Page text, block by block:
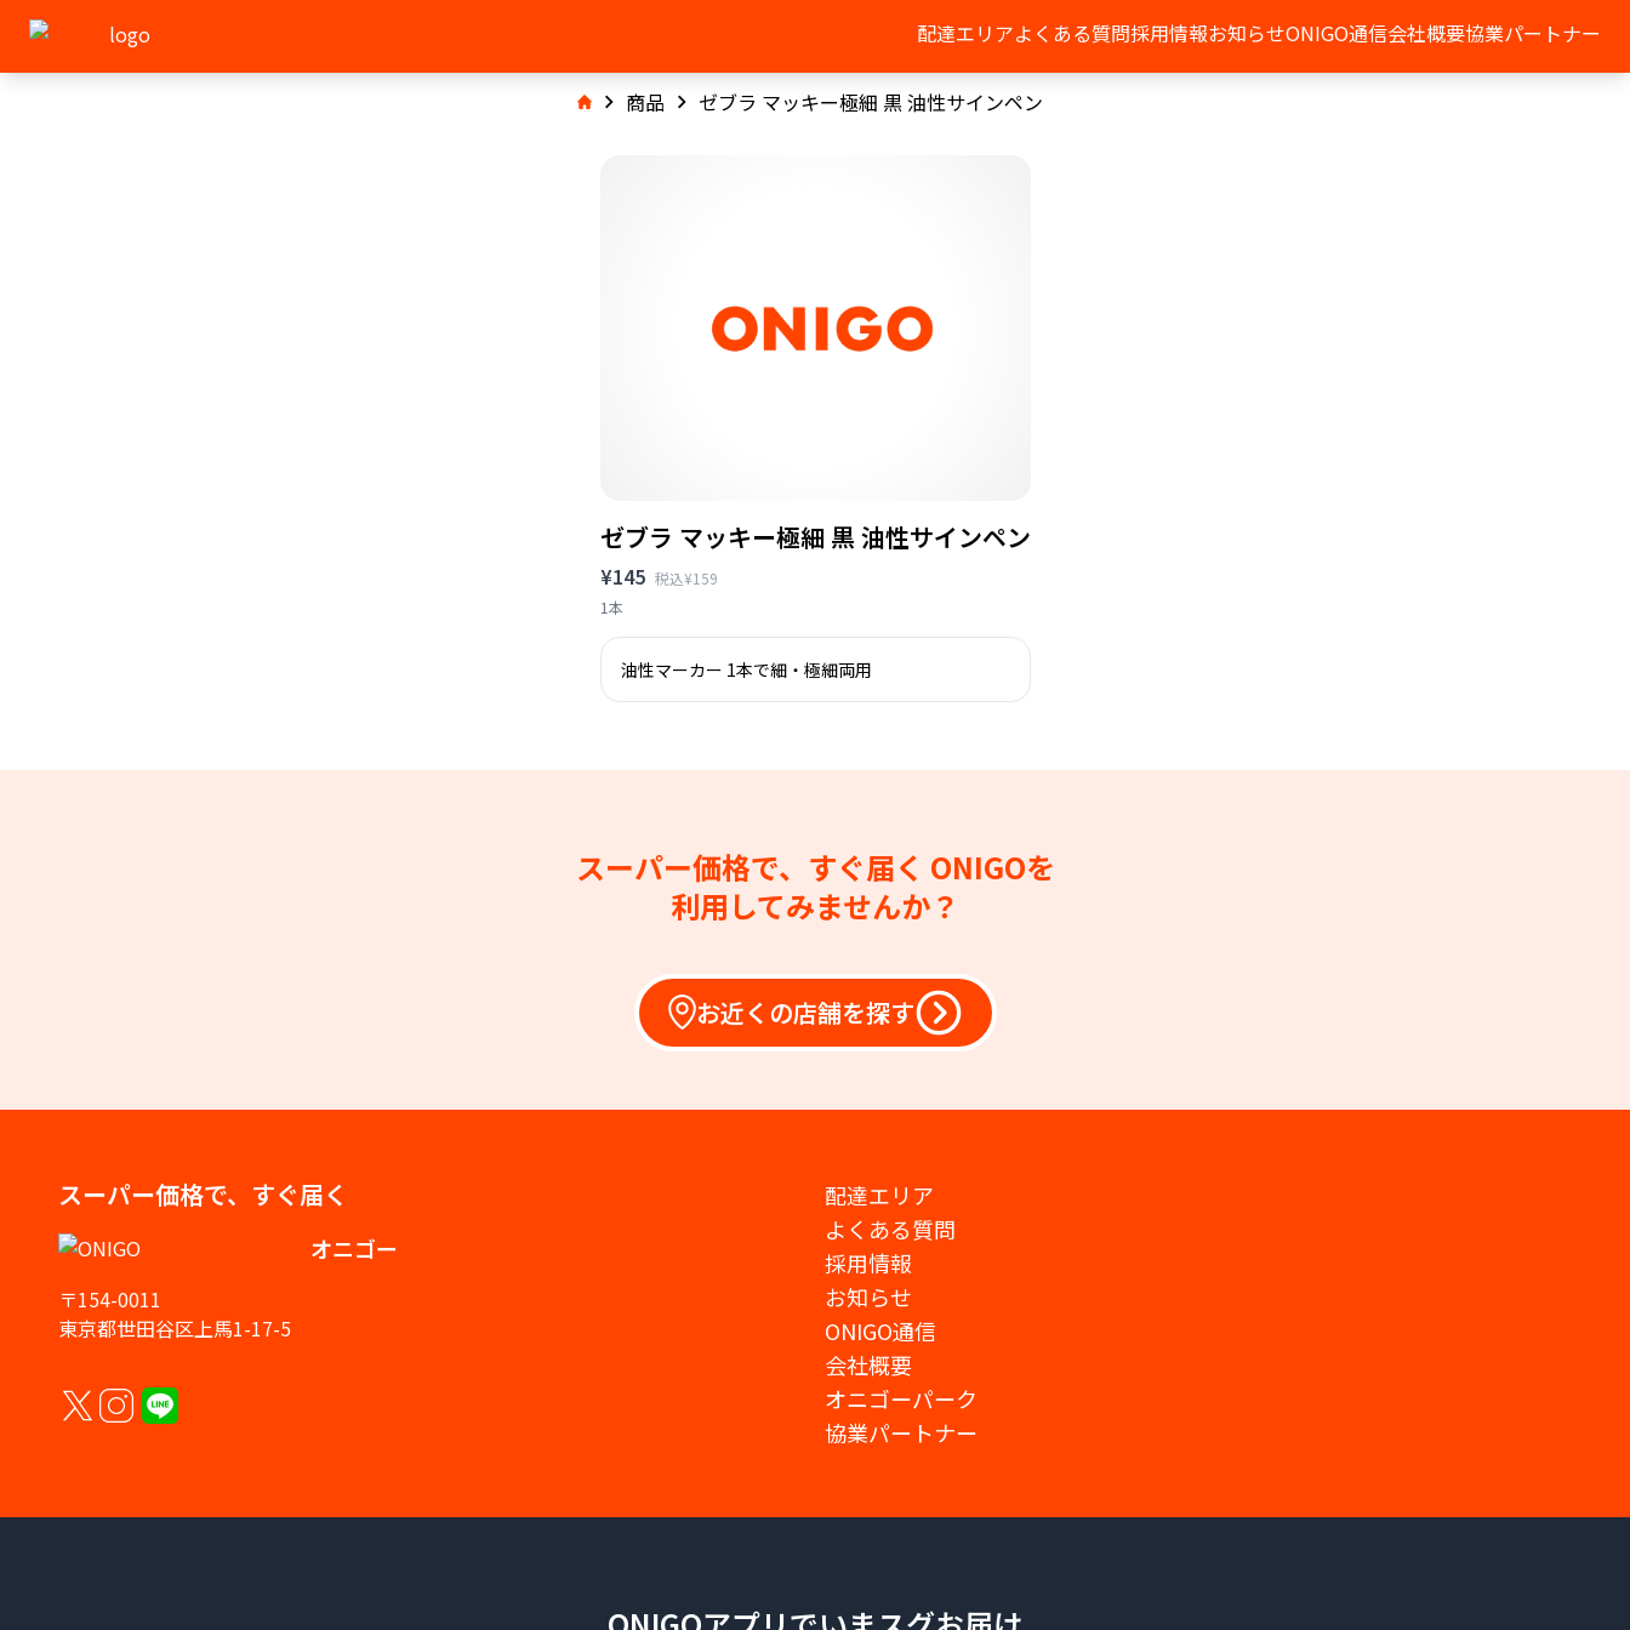
配達エリアよくある質問採用情報お知らせONIGO通信会社概要協業パートナー
商品 ゼブラ マッキー極細 黒 油性サインペン
ゼブラ マッキー極細 黒 油性サインペン
¥145 税込¥159
1本
油性マーカー 1本で細・極細両用
スーパー価格で、すぐ届く ONIGOを
利用してみませんか？
お近くの店舗を探す
スーパー価格で、すぐ届く
オニゴー
〒154-0011
東京都世田谷区上馬1-17-5
配達エリア
よくある質問
採用情報
お知らせ
ONIGO通信
会社概要
オニゴーパーク
協業パートナー